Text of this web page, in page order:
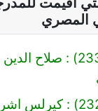
المصري
المراسم رقم (233) : صلاح
المراسم رقم (232) :